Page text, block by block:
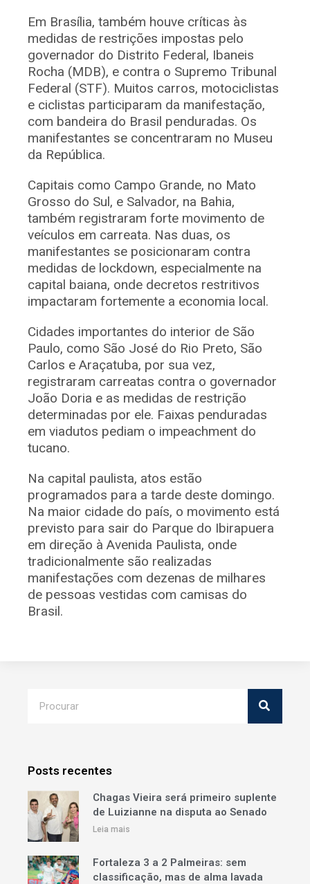
Em Brasília, também houve críticas às
medidas de restrições impostas pelo
governador do Distrito Federal, Ibaneis
Rocha (MDB), e contra o Supremo Tribunal
Federal (STF). Muitos carros, motociclistas
e ciclistas participaram da manifestação,
com bandeira do Brasil penduradas. Os
manifestantes se concentraram no Museu
da República.
Capitais como Campo Grande, no Mato
Grosso do Sul, e Salvador, na Bahia,
também registraram forte movimento de
veículos em carreata. Nas duas, os
manifestantes se posicionaram contra
medidas de lockdown, especialmente na
capital baiana, onde decretos restritivos
impactaram fortemente a economia local.
Cidades importantes do interior de São
Paulo, como São José do Rio Preto, São
Carlos e Araçatuba, por sua vez,
registraram carreatas contra o governador
João Doria e as medidas de restrição
determinadas por ele. Faixas penduradas
em viadutos pediam o impeachment do
tucano.
Na capital paulista, atos estão
programados para a tarde deste domingo.
Na maior cidade do país, o movimento está
previsto para sair do Parque do Ibirapuera
em direção à Avenida Paulista, onde
tradicionalmente são realizadas
manifestações com dezenas de milhares
de pessoas vestidas com camisas do
Brasil.
Posts recentes
Chagas Vieira será primeiro suplente
de Luizianne na disputa ao Senado
Leia mais
Fortaleza 3 a 2 Palmeiras: sem
classificação, mas de alma lavada